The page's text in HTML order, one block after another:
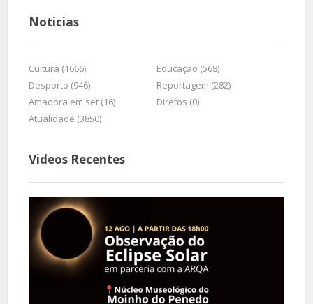
Noticias
Cultura (1666)
Educação (568)
Desporto (946)
Reportagem (282)
Amadora em set (16)
Diretos (0)
Atualidade (3850)
Videos Recentes